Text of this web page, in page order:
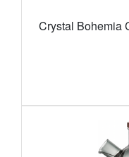
Crystal Bohemia